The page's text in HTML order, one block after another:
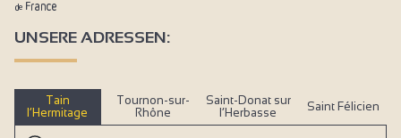
UNSERE ADRESSEN:
Tain
l’Hermitage
Tournon-sur-
Rhône
Saint-Donat sur
l’Herbasse
Saint Félicien